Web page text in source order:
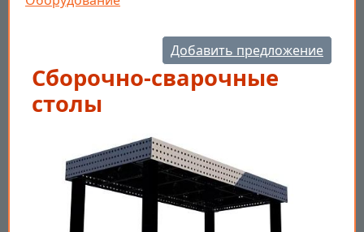
Добавить предложение
Сборочно-сварочные
столы